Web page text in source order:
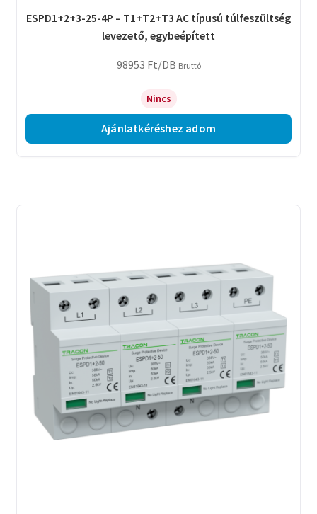
ESPD1+2+3-25-4P – T1+T2+T3 AC típusú túlfeszültség
levezető, egybeépített
98953 Ft/DB Bruttó
Nincs
Ajánlatkéréshez adom